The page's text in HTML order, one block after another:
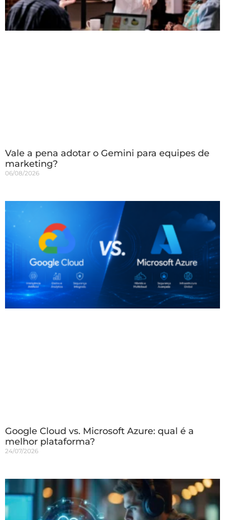
Vale a pena adotar o Gemini para equipes de
marketing?
06/08/2026
Google Cloud vs. Microsoft Azure: qual é a
melhor plataforma?
24/07/2026